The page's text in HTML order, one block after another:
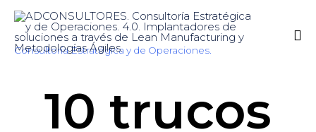
Consultoría Estratégica y de Operaciones.
10 trucos